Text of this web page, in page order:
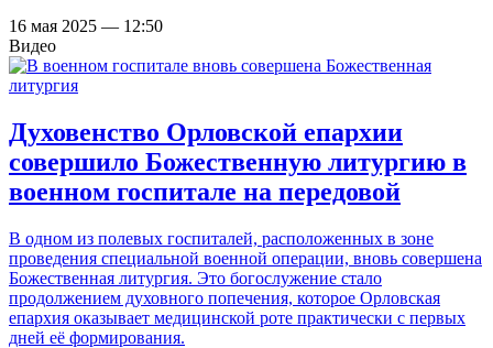
16 мая 2025 — 12:50
Видео
Духовенство Орловской епархии
совершило Божественную литургию в
военном госпитале на передовой
В одном из полевых госпиталей, расположенных в зоне
проведения специальной военной операции, вновь совершена
Божественная литургия. Это богослужение стало
продолжением духовного попечения, которое Орловская
епархия оказывает медицинской роте практически с первых
дней её формирования.